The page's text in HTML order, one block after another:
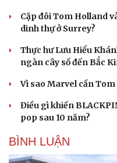
Văn học
Âm nhạc
Cặp đôi Tom Holland
dinh thự ở Surrey?
Thực hư Lưu Hiểu
ngàn cây số đến Bắc
Vì sao Marvel cần
Điều gì khiến
pop sau 10 năm?
BÌNH LUẬN